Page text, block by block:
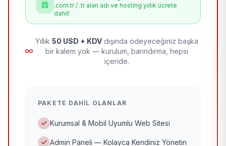
.com.tr / .tr alan adı ve hosting yıllık ücrete
dahil!
Yıllık 50 USD + KDV dışında ödeyeceğiniz başka
bir kalem yok — kurulum, barındırma, hepsi
içeride.
PAKETE DAHIL OLANLAR
Kurumsal & Mobil Uyumlu Web Sitesi
Admin Paneli — Kolayca Kendiniz Yönetin